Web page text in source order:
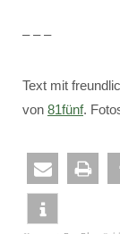
– – –
Text mit
von 81fünf.